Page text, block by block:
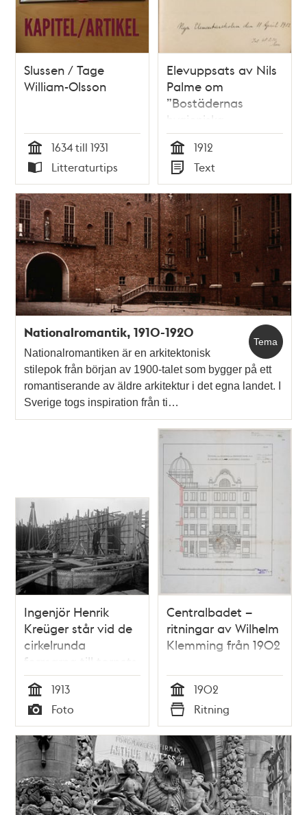
Slussen / Tage
William-Olsson
Tid
1634 till 1931
Typ
Litteraturtips
Elevuppsats av Nils
Palme om
”Bostädernas
hygieniska
anordning” - 1912
Tid
1912
Typ
Text
Tema
Nationalromantik, 1910-1920
Nationalromantiken är en arkitektonisk
stilepok från början av 1900-talet som bygger på ett
romantiserande av äldre arkitektur i det egna landet. I
Sverige togs inspiration från ti…
Ingenjör Henrik
Kreüger står vid de
cirkelrunda
formarna till tornets
fundament.
Stadshuset är under
uppförande.
Tid
1913
Typ
Foto
Centralbadet –
ritningar av Wilhelm
Klemming från 1902
Tid
1902
Typ
Ritning